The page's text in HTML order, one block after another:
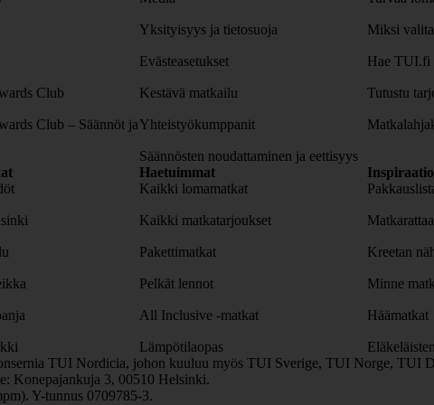
Club
Club – Säännöt ja
Yksityisyys ja tietosuoja
Evästeasetukset
Kestävä matkailu
Yhteistyökumppanit
Säännösten noudattaminen ja eettisyys
Miksi
Hae TUI.fi
Tutustu
Haetuimmat
Kaikki lomamatkat
Kaikki matkatarjoukset
Pakettimatkat
Pelkät lennot
All Inclusive -matkat
Lämpötilaopas
Kreetan
Minne
Häämatkat
TUI Nordicia, johon kuuluu myös TUI Sverige, TUI Norge, TUI
Konepajankuja 3, 00510 Helsinki.
Y-tunnus 0709785-3.